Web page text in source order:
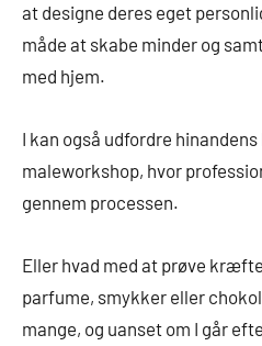
at designe deres eget
måde at skabe minder og
med hjem.
I kan også udfordre
maleworkshop, hvor
gennem processen.
Eller hvad med at prøve
parfume, smykker eller
mange, og uanset om I går